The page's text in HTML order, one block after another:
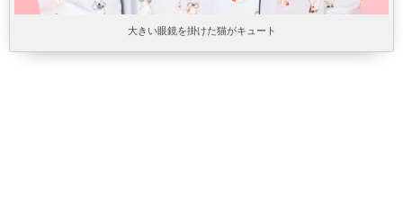
大きい眼鏡を掛けた猫がキュート